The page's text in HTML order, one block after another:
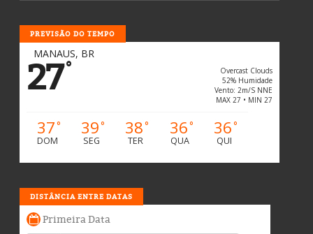
PREVISÃO DO TEMPO
MANAUS, BR
27°
Overcast Clouds
52% Humidade
Vento: 2m/s NNE
MAX 27 • MIN 27
37°
DOM
39°
SEG
38°
TER
36°
QUA
36°
QUI
DISTÂNCIA ENTRE DATAS